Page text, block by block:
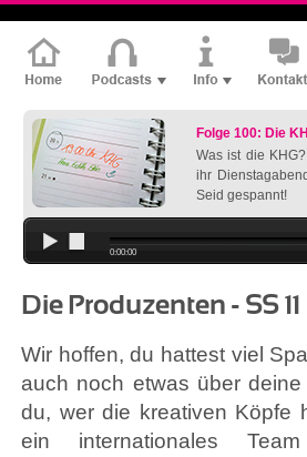
Folge 100: Die
Was ist die
ihr
Seid gespannt!
0:00:00
Die Produzenten - SS 11
Wir hoffen, du hattest viel
auch noch etwas über
du, wer die kreativen Köpfe
ein internationales